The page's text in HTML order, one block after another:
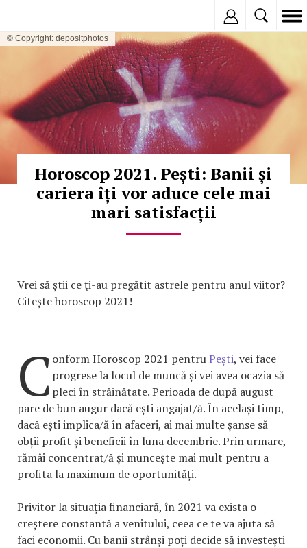
© Copyright: depositphotos
Horoscop 2021. Pești: Banii și
cariera îți vor aduce cele mai
mari satisfacții
Vrei să știi ce ţi-au pregătit astrele pentru anul viitor?
Citește horoscop 2021!
C onform Horoscop 2021 pentruPești, vei face
progrese la locul de muncă și vei avea ocazia să
pleci în străinătate. Perioada de după august
pare de bun augur dacă ești angajat/ă. În același timp,
dacă ești implica/ă în afaceri, ai mai multe șanse să
obții profit și beneficii în luna decembrie. Prin urmare,
rămâi concentrat/ă și muncește mai mult pentru a
profita la maximum de oportunități.
Privitor la situația financiară, în 2021 va exista o
creștere constantă a venitului, ceea ce te va ajuta să
faci economii. Cu banii strânși poți decide să investești